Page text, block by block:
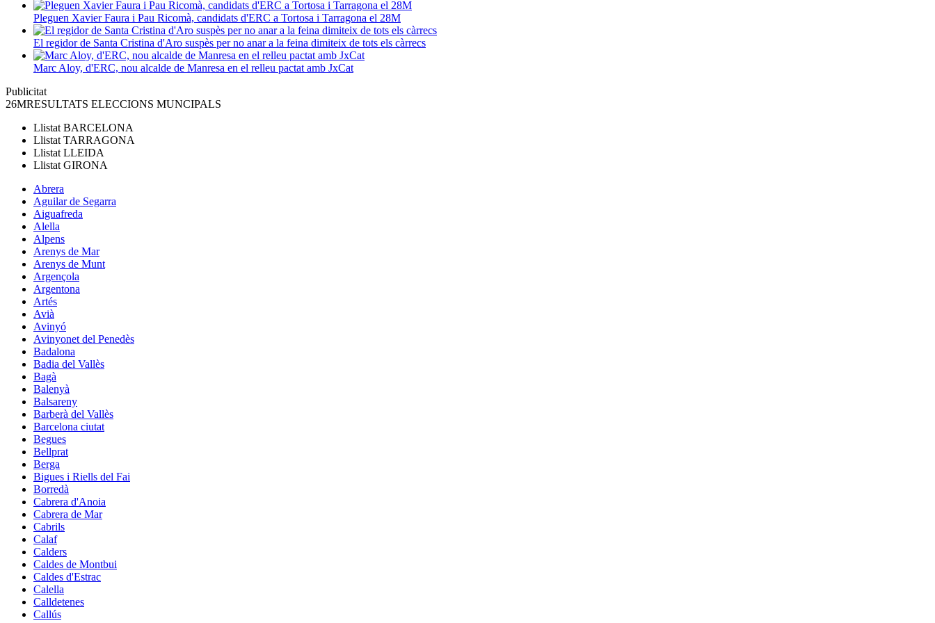
Pleguen Xavier Faura i Pau Ricomà, candidats d'ERC a Tortosa i Tarragona el 28M
El regidor de Santa Cristina d'Aro suspès per no anar a la feina dimiteix de tots els càrrecs
Marc Aloy, d'ERC, nou alcalde de Manresa en el relleu pactat amb JxCat
Publicitat
26MRESULTATS ELECCIONS MUNCIPALS
Llistat BARCELONA
Llistat TARRAGONA
Llistat LLEIDA
Llistat GIRONA
Abrera
Aguilar de Segarra
Aiguafreda
Alella
Alpens
Arenys de Mar
Arenys de Munt
Argençola
Argentona
Artés
Avià
Avinyó
Avinyonet del Penedès
Badalona
Badia del Vallès
Bagà
Balenyà
Balsareny
Barberà del Vallès
Barcelona ciutat
Begues
Bellprat
Berga
Bigues i Riells del Fai
Borredà
Cabrera d'Anoia
Cabrera de Mar
Cabrils
Calaf
Calders
Caldes de Montbui
Caldes d'Estrac
Calella
Calldetenes
Callús